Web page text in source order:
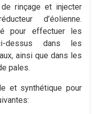
rinçage et injecter
d’éolienne.
pour effectuer les
dessus dans les
ainsi que dans les
pales.
et synthétique pour